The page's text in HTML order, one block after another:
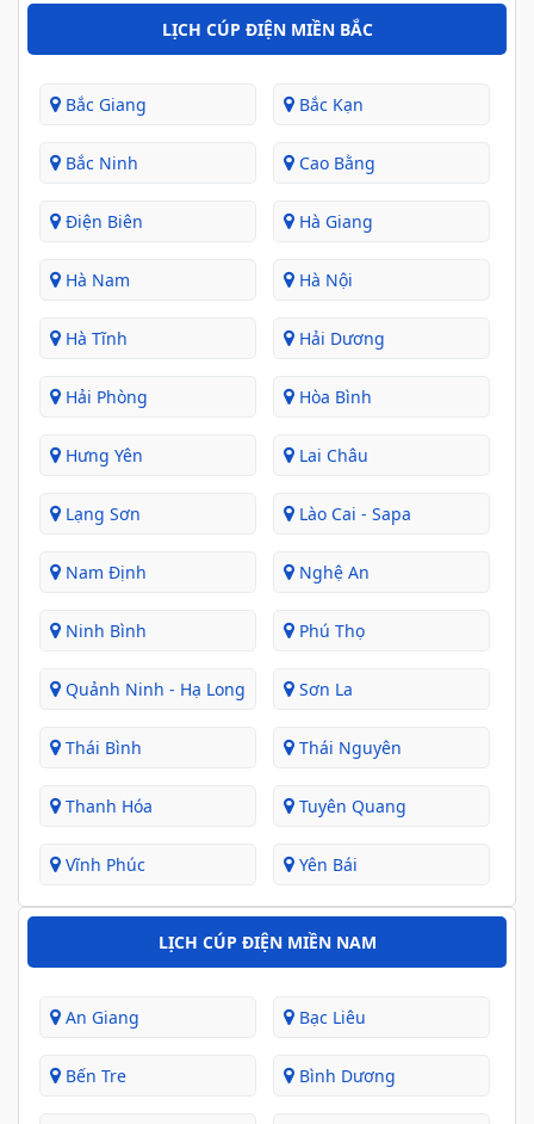
LỊCH CÚP ĐIỆN MIỀN BẮC
Bắc Giang Bắc Kạn
Bắc Ninh Cao Bằng
Điện Biên Hà Giang
Hà Nam Hà Nội
Hà Tĩnh Hải Dương
Hải Phòng Hòa Bình
Hưng Yên Lai Châu
Lạng Sơn Lào Cai - Sapa
Nam Định Nghệ An
Ninh Bình Phú Thọ
Quảnh Ninh - Hạ Long Sơn La
Thái Bình Thái Nguyên
Thanh Hóa Tuyên Quang
Vĩnh Phúc Yên Bái
LỊCH CÚP ĐIỆN MIỀN NAM
An Giang Bạc Liêu
Bến Tre Bình Dương